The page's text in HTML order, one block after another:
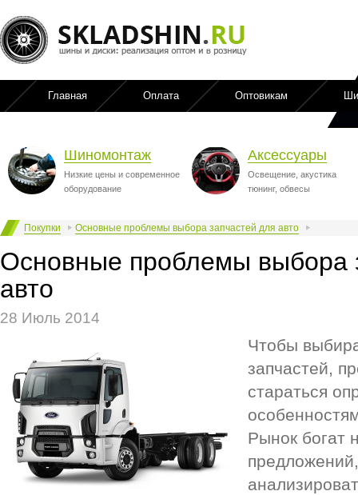
Главная Оплата Оптовикам
Шиномонтаж
Низкие цены и современное
оборудование
Аксессуары
Освещение, акустика
тюнинг, обвесы
Покупки Основные проблемы выбора запчастей для авто
Основные проблемы выбора
авто
28 Июль 2014
Чтобы
запчастей,
стараться
Рынок богат